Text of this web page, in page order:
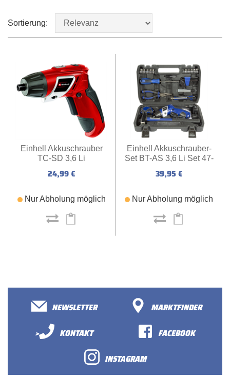
Sortierung:
Einhell Akkuschrauber
TC-SD 3,6 Li
24,99 €
Nur Abholung möglich
Einhell Akkuschrauber-
Set BT-AS 3,6 Li Set 47-
39,95 €
Nur Abholung möglich
NEWSLETTER
MARKTFINDER
>
KONTAKT
FACEBOOK
INSTAGRAM